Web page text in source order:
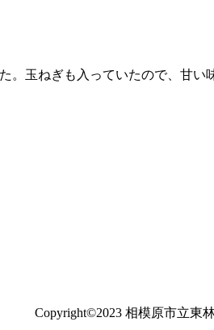
。玉ねぎも入っていたので、甘
Copyright©2023 相模原市立東